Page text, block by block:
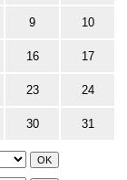
9 10
16 17
23 24
30 31